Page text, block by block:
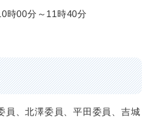
時00分～11時40分
員、北澤委員、平田委員、吉城